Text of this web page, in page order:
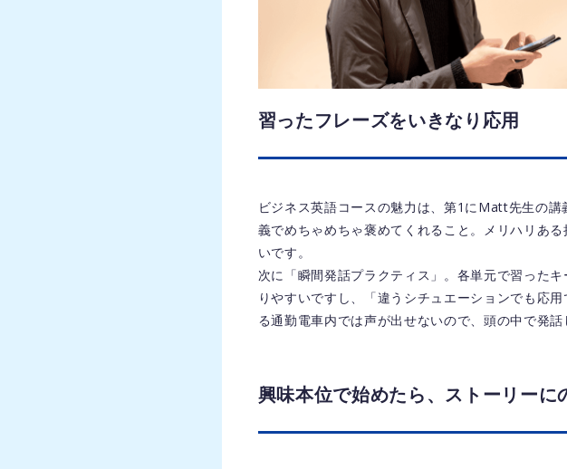
習ったフレーズをいきなり応用
ビジネス英語コースの魅力は、第1にMatt先生の
義でめちゃめちゃ褒めてくれること。メリハリあ
いです。
次に「瞬間発話プラクティス」。各単元で習った
りやすいですし、「違うシチュエーションでも応
る通勤電車内では声が出せないので、頭の中で発話
興味本位で始めたら、ストーリーに